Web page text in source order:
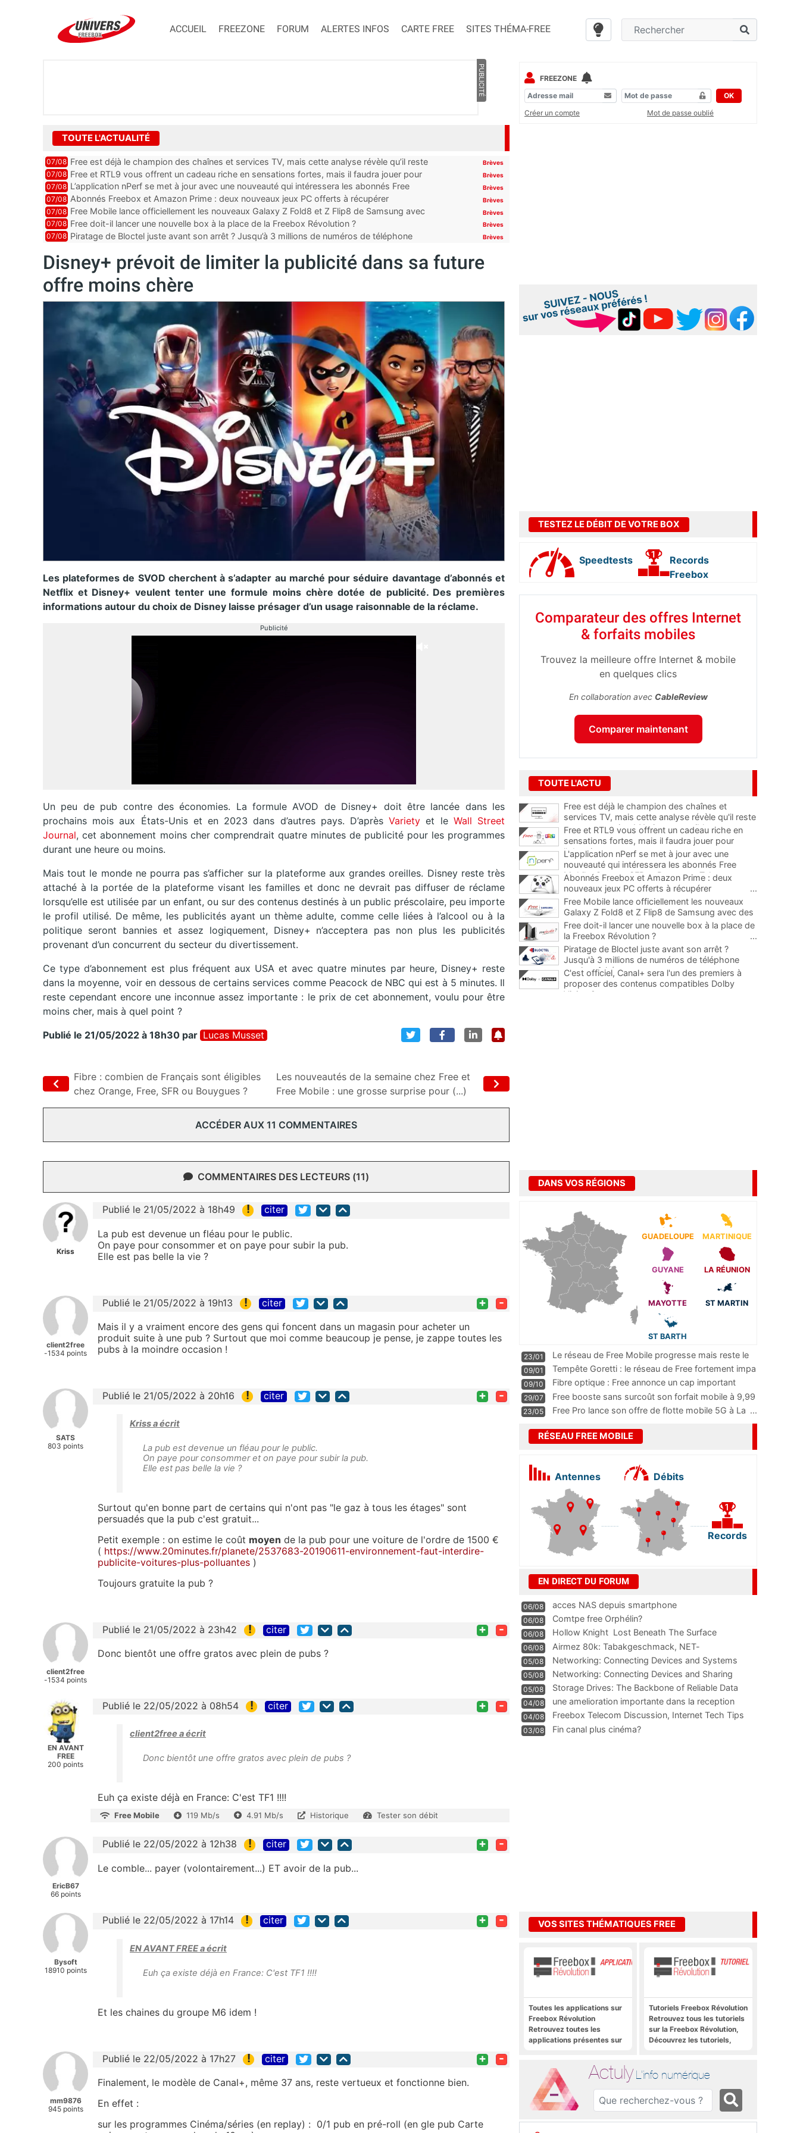
ACCUEIL FREEZONE FORUM ALERTES INFOS CARTE FREE SITES THÉMA-FREE
PUBLICITÉ
TOUTE L'ACTUALITÉ
07/08 Free est déjà le champion des chaînes et services TV, mais cette analyse révèle qu’il reste
encore au moin...
Brèves
07/08 Free et RTL9 vous offrent un cadeau riche en sensations fortes, mais il faudra jouer pour
l’obtenir
Brèves
07/08 L’application nPerf se met à jour avec une nouveauté qui intéressera les abonnés Free
Mobile, Orange, SFR ...
Brèves
07/08 Abonnés Freebox et Amazon Prime : deux nouveaux jeux PC offerts à récupérer Brèves
07/08 Free Mobile lance officiellement les nouveaux Galaxy Z Fold8 et Z Flip8 de Samsung avec
des promos et des cadeaux
Brèves
07/08 Free doit-il lancer une nouvelle box à la place de la Freebox Révolution ? Brèves
07/08 Piratage de Bloctel juste avant son arrêt ? Jusqu’à 3 millions de numéros de téléphone
Brèves
Disney+ prévoit de limiter la publicité dans sa future
offre moins chère
Les plateformes de SVOD cherchent à s’adapter au marché pour séduire davantage d’abonnés et
Netflix et Disney+ veulent tenter une formule moins chère dotée de publicité. Des premières
informations autour du choix de Disney laisse présager d’un usage raisonnable de la réclame.
Publicité
Un peu de pub contre des économies. La formule AVOD de Disney+ doit être lancée dans les
prochains mois aux États-Unis et en 2023 dans d’autres pays. D’aprèsVariety et le Wall Street
Journal, cet abonnement moins cher comprendrait quatre minutes de publicité pour les programmes
durant une heure ou moins.
Mais tout le monde ne pourra pas s’afficher sur la plateforme aux grandes oreilles. Disney reste très
attaché à la portée de la plateforme visant les familles et donc ne devrait pas diffuser de réclame
lorsqu’elle est utilisée par un enfant, ou sur des contenus destinés à un public préscolaire, peu importe
le profil utilisé. De même, les publicités ayant un thème adulte, comme celle liées à l’alcool ou à la
politique seront bannies et assez logiquement, Disney+ n’acceptera pas non plus les publicités
provenant d’un concurrent du secteur du divertissement.
Ce type d’abonnement est plus fréquent aux USA et avec quatre minutes par heure, Disney+ reste
dans la moyenne, voir en dessous de certains services comme Peacock de NBC qui est à 5 minutes. Il
reste cependant encore une inconnue assez importante : le prix de cet abonnement, voulu pour être
moins cher, mais à quel point ?
Publié le 21/05/2022 à 18h30 par Lucas Musset
Fibre : combien de Français sont éligibles
chez Orange, Free, SFR ou Bouygues ?
Les nouveautés de la semaine chez Free et
Free Mobile : une grosse surprise pour (...)
ACCÉDER AUX 11 COMMENTAIRES
COMMENTAIRES DES LECTEURS (11)
Kriss
Publié le 21/05/2022 à 18h49 ! citer
La pub est devenue un fléau pour le public.
On paye pour consommer et on paye pour subir la pub.
Elle est pas belle la vie ?
client2free
-1534 points
Publié le 21/05/2022 à 19h13 ! citer + -
Mais il y a vraiment encore des gens qui foncent dans un magasin pour acheter un
produit suite à une pub ? Surtout que moi comme beaucoup je pense, je zappe toutes les
pubs à la moindre occasion !
SATS
803 points
Publié le 21/05/2022 à 20h16 ! citer + -
Kriss a écrit
La pub est devenue un fléau pour le public.
On paye pour consommer et on paye pour subir la pub.
Elle est pas belle la vie ?
Surtout qu'en bonne part de certains qui n'ont pas "le gaz à tous les étages" sont
persuadés que la pub c'est gratuit...
Petit exemple : on estime le coût moyen de la pub pour une voiture de l'ordre de 1500 €
( https://www.20minutes.fr/planete/2537683-20190611-environnement-faut-interdire-
publicite-voitures-plus-polluantes )
Toujours gratuite la pub ?
client2free
-1534 points
Publié le 21/05/2022 à 23h42 ! citer + -
Donc bientôt une offre gratos avec plein de pubs ?
EN AVANT
FREE
200 points
Publié le 22/05/2022 à 08h54 ! citer + -
client2free a écrit
Donc bientôt une offre gratos avec plein de pubs ?
Euh ça existe déjà en France: C'est TF1 !!!!
Free Mobile 119 Mb/s 4.91 Mb/s Historique Tester son débit
EricB67
66 points
Publié le 22/05/2022 à 12h38 ! citer + -
Le comble... payer (volontairement...) ET avoir de la pub...
Bysoft
18910 points
Publié le 22/05/2022 à 17h14 ! citer + -
EN AVANT FREE a écrit
Euh ça existe déjà en France: C'est TF1 !!!!
Et les chaines du groupe M6 idem !
mm9876
945 points
Publié le 22/05/2022 à 17h27 ! citer + -
Finalement, le modèle de Canal+, même 37 ans, reste vertueux et fonctionne bien.
En effet :
sur les programmes Cinéma/séries (en replay) : 0/1 pub en pré-roll (en gle pub Carte
FREEZONE
OK
Créer un compte
Mot de passe oublié
TESTEZ LE DÉBIT DE VOTRE BOX
Speedtests
Records
Freebox
Comparateur des offres Internet
& forfaits mobiles
Trouvez la meilleure offre Internet & mobile
en quelques clics
En collaboration avec CableReview
Comparer maintenant
TOUTE L'ACTU
Free est déjà le champion des chaînes et
services TV, mais cette analyse révèle qu'il reste
encore au moins 141 ajouts possibles
Free et RTL9 vous offrent un cadeau riche en
sensations fortes, mais il faudra jouer pour
l'obtenir
L'application nPerf se met à jour avec une
nouveauté qui intéressera les abonnés Free
Mobile, Orange, SFR et Bouygues Telecom
Abonnés Freebox et Amazon Prime : deux
nouveaux jeux PC offerts à récupérer
...
Free Mobile lance officiellement les nouveaux
Galaxy Z Fold8 et Z Flip8 de Samsung avec des
promos et des cadeaux
...
Free doit-il lancer une nouvelle box à la place de
la Freebox Révolution ?
...
Piratage de Bloctel juste avant son arrêt ?
Jusqu'à 3 millions de numéros de téléphone
auraient fuité
C'est officiel, Canal+ sera l'un des premiers à
proposer des contenus compatibles Dolby
Vision 2
DANS VOS RÉGIONS
GUADELOUPE MARTINIQUE
GUYANE LA RÉUNION
MAYOTTE ST MARTIN
ST BARTH
23/01
Le réseau de Free Mobile progresse mais reste le
m
...
09/01
Tempête Goretti : le réseau de Free fortement impa
09/10
Fibre optique : Free annonce un cap important
pass
...
29/07
Free booste sans surcoût son forfait mobile à 9,99
23/05 Free Pro lance son offre de flotte mobile 5G à La ...
RÉSEAU FREE MOBILE
Antennes Débits
Records
EN DIRECT DU FORUM
06/08 acces NAS depuis smartphone
06/08 Comtpe free Orphélin?
06/08 Hollow Knight  Lost Beneath The Surface
06/08
Airmez 80k: Tabakgeschmack, NET-
Technologie und Leistung im
05/08 Networking: Connecting Devices and Systems
05/08
Networking: Connecting Devices and Sharing
Information
05/08
Storage Drives: The Backbone of Reliable Data
Management
04/08
une amelioration importante dans la reception
WIFI
04/08
Freebox Telecom Discussion, Internet Tech Tips
Communi
03/08 Fin canal plus cinéma?
VOS SITES THÉMATIQUES FREE
Toutes les applications sur
Freebox Révolution
Retrouvez toutes les
applications présentes sur
Tutoriels Freebox Révolution
Retrouvez tous les tutoriels
sur la Freebox Révolution,
Découvrez les tutoriels,
Freebox Server, Freebox
Actuly L'info numérique